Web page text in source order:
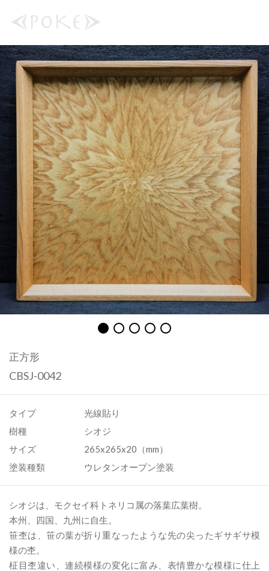
正方形
CBSJ-0042
タイプ
光線貼り
樹種
シオジ
サイズ
265x265x20（mm）
塗装種類
ウレタンオープン塗装
シオジは、モクセイ科トネリコ属の落葉広葉樹。
本州、四国、九州に自生。
笹杢は、笹の葉が折り重なったような先の尖ったギサギサ模
様の杢。
柾目杢違い、連続模様の変化に富み、表情豊かな模様に仕上